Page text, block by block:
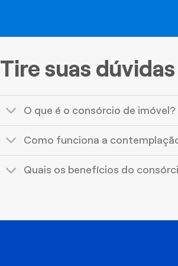
Tire suas dúvidas
O que é o consórcio de imóvel?
Como funciona a
Quais os benefícios do